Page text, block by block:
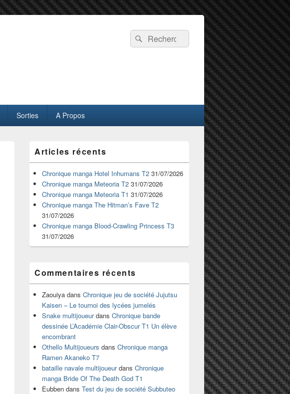
Recherche :
Rechercher
Sorties A Propos
principale
de
widget
pour
barre
latérale
Articles récents
Chronique manga Hotel Inhumans T2 31/07/2026
Chronique manga Meteoria T2 31/07/2026
Chronique manga Meteoria T1 31/07/2026
Chronique manga The Hitman’s Fave T2
31/07/2026
Chronique manga Blood-Crawling Princess T3
31/07/2026
Commentaires récents
Zaouiya dans Chronique jeu de société Jujutsu
Kaisen – Le tournoi des lycées jumelés
Snake multijoueurdans Chronique bande
dessinée L’Académie Clair-Obscur T1 Un élève
encombrant
Othello Multijoueurs dans Chronique manga
Ramen Akaneko T7
bataille navale multijoueurdans Chronique
manga Bride Of The Death God T1
Eubben dans Test du jeu de société Subbuteo